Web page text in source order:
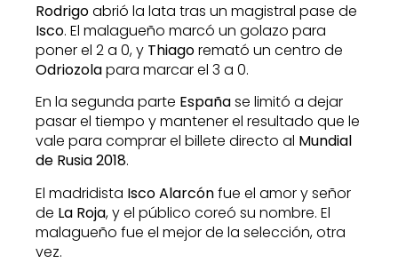
Rodrigoabrió la lata tras un magistral pase de
Isco. El malagueño marcó un golazo para
poner el 2 a 0, y Thiagoremató un centro de
Odriozolapara marcar el 3 a 0.
En la segunda parte Españase limitó a dejar
pasar el tiempo y mantener el resultado que le
vale para comprar el billete directo al Mundial
de Rusia 2018.
El madridista Isco Alarcónfue el amor y señor
de La Roja, y el público coreó su nombre. El
malagueño fue el mejor de la selección, otra
vez.